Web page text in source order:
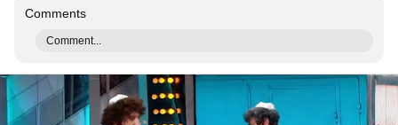
Comments
Comment...